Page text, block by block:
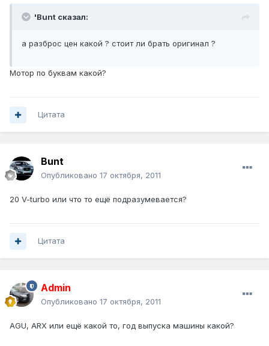
'Bunt сказал:
а разброс цен какой ? стоит ли брать оригинал ?
Мотор по буквам какой?
Цитата
Bunt
Опубликовано 17 октября, 2011
20 V-turbo или что то ещё подразумевается?
Цитата
Admin
Опубликовано 17 октября, 2011
AGU, ARX или ещё какой то, год выпуска машины какой?